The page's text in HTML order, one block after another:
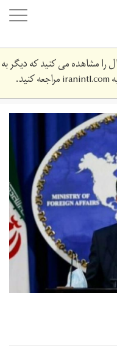
را مشاهده می کنید که دیگر به
iranintl.comمراجعه کنید.